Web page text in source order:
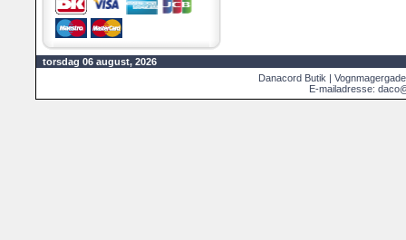
torsdag 06 august, 2026
Danacord Butik |
E-mailadresse: